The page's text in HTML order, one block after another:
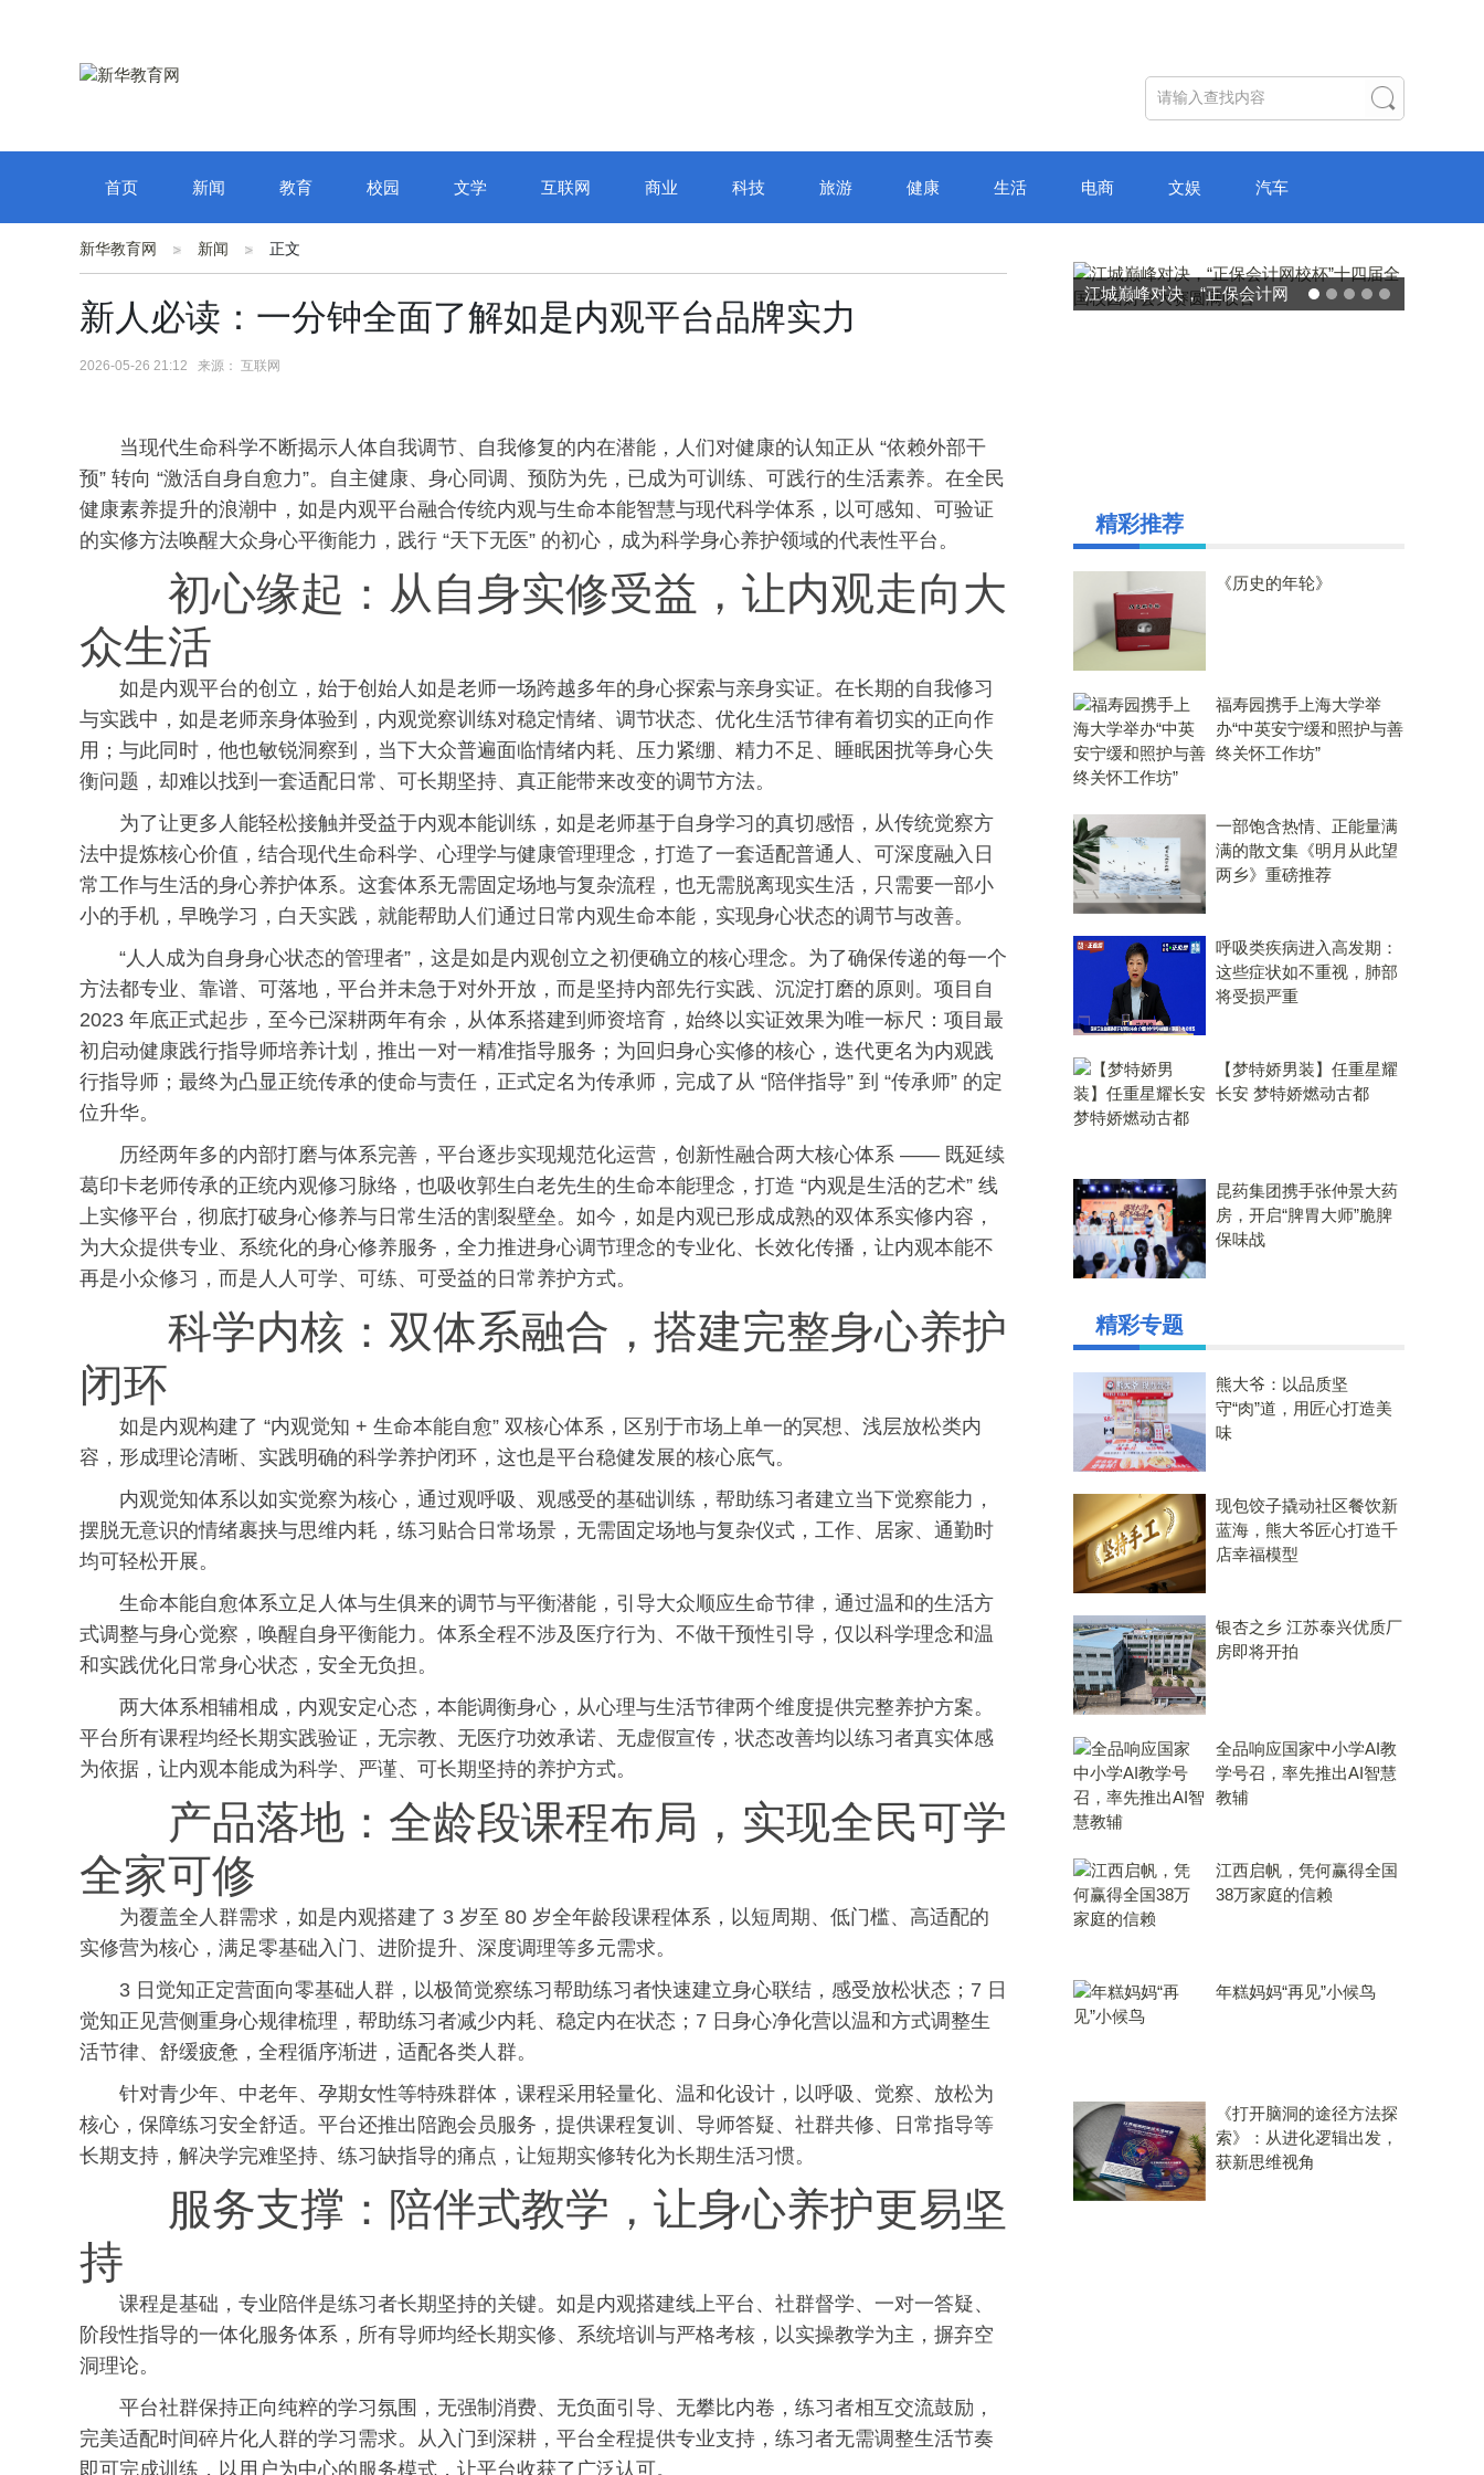
首页 新闻 教育 校园 文学 互联网 商业 科技 旅游 健康 生活 电商 文娱 汽车
新华教育网 新闻 正文
新人必读：一分钟全面了解如是内观平台品牌实力
2026-05-26 21:12 来源： 互联网
当现代生命科学不断揭示人体自我调节、自我修复的内在潜能，人们对健康的认知正从 “依赖外部干
预” 转向 “激活自身自愈力”。自主健康、身心同调、预防为先，已成为可训练、可践行的生活素养。在全民
健康素养提升的浪潮中，如是内观平台融合传统内观与生命本能智慧与现代科学体系，以可感知、可验证
的实修方法唤醒大众身心平衡能力，践行 “天下无医” 的初心，成为科学身心养护领域的代表性平台。
初心缘起：从自身实修受益，让内观走向大
众生活
如是内观平台的创立，始于创始人如是老师一场跨越多年的身心探索与亲身实证。在长期的自我修习
与实践中，如是老师亲身体验到，内观觉察训练对稳定情绪、调节状态、优化生活节律有着切实的正向作
用；与此同时，他也敏锐洞察到，当下大众普遍面临情绪内耗、压力紧绷、精力不足、睡眠困扰等身心失
衡问题，却难以找到一套适配日常、可长期坚持、真正能带来改变的调节方法。
为了让更多人能轻松接触并受益于内观本能训练，如是老师基于自身学习 的真切感悟，从传统觉察方
法中提炼核心价值，结合现代生命科学、心理学与健康管理理念，打造了一套适配普通人、可深度融入日
常工作与生活的身心养护体系。这套体系无需固定场地与复杂流程，也无需脱离现实生活，只需要一部小
小的手机，早晚学习 ，白天实践，就能帮助人们通过日常内观生命本能，实现身心状态的调节与改善。
“人人成为自身身心状态的管理者”，这是如是内观创立之初便确立的核心理念。为了确保传递的每一个
方法都专业、靠谱、可落地，平台并未急于对外开放，而是坚持内部先行实践、沉淀打磨的原则。项目自
2023 年底正式起步，至今已深耕两年有余，从体系搭建到师资培育，始终以实证效果为唯一标尺：项目最
初启动健康践行指导师培养计划，推出一对一精准指导服务；为回归身心实修的核心，迭代更名为内观践
行指导师；最终为凸显正统传承的使命与责任，正式定名为传承师，完成了从 “陪伴指导” 到 “传承师” 的定
位升华。
历经两年多的内部打磨与体系完善，平台逐步实现规范化运营，创新性融合两大核心体系 —— 既延续
葛印卡老师传承的正统内观修习 脉络，也吸收郭生白老先生的生命本能理念，打造 “内观是生活的艺术” 线
上实修平台，彻底打破身心修养与日常生活的割裂壁垒。如今，如是内观已形成成熟的双体系实修内容，
为大众提供专业、系统化的身心修养服务，全力推进身心调节理念的专业化、长效化传播，让内观本能不
再是小众修习 ，而是人人可学、可练、可受益的日常养护方式。
科学内核：双体系融合，搭建完整身心养护
闭环
如是内观构建了 “内观觉知 + 生命本能自愈” 双核心体系，区别于市场上单一的冥想、浅层放松类内
容，形成理论清晰、实践明确的科学养护闭环，这也是平台稳健发展的核心底气。
内观觉知体系以如实觉察为核心，通过观呼吸、观感受的基础训练，帮助练习 者建立当下觉察能力，
摆脱无意识的情绪裹挟与思维内耗，练习 贴合日常场景，无需固定场地与复杂仪式，工作、居家、通勤时
均可轻松开展。
生命本能自愈体系立足人体与生俱来的调节与平衡潜能，引导大众顺应生命节律，通过温和的生活方
式调整与身心觉察，唤醒自身平衡能力。体系全程不涉及医疗行为、不做干预性引导，仅以科学理念和温
和实践优化日常身心状态，安全无负担。
两大体系相辅相成，内观安定心态，本能调衡身心，从心理与生活节律两个维度提供完整养护方案。
平台所有课程均经长期实践验证，无宗教、无医疗功效承诺、无虚假宣传，状态改善均以练习 者真实体感
为依据，让内观本能成为科学、严谨、可长期坚持的养护方式。
产品落地：全龄段课程布局，实现全民可学
全家可修
为覆盖全人群需求，如是内观搭建了 3 岁至 80 岁全年龄段课程体系，以短周期、低门槛、高适配的
实修营为核心，满足零基础入门、进阶提升、深度调理等多元需求。
3 日觉知正定营面向零基础人群，以极简觉察练习 帮助练习 者快速建立身心联结，感受放松状态；7 日
觉知正见营侧重身心规律梳理，帮助练习 者减少内耗、稳定内在状态；7 日身心净化营以温和方式调整生
活节律、舒缓疲惫，全程循序渐进，适配各类人群。
针对青少年、中老年、孕期女性等特殊群体，课程采用轻量化、温和化设计，以呼吸、觉察、放松为
核心，保障练习 安全舒适。平台还推出陪跑会员服务，提供课程复训、导师答疑、社群共修、日常指导等
长期支持，解决学完难坚持、练习 缺指导的痛点，让短期实修转化为长期生活习惯。
服务支撑：陪伴式教学，让身心养护更易坚
持
课程是基础，专业陪伴是练习 者长期坚持的关键。如是内观搭建线上平台、社群督学、一对一答疑、
阶段性指导的一体化服务体系，所有导师均经长期实修、系统培训与严格考核，以实操教学为主，摒弃空
洞理论。
平台社群保持正向纯粹的学习 氛围，无强制消费、无负面引导、无攀比内卷，练习 者相互交流鼓励，
完美适配时间碎片化人群的学习 需求。从入门到深耕，平台全程提供专业支持，练习 者无需调整生活节奏
即可完成训练，以用户为中心的服务模式，让平台收获了广泛认可。
江城巅峰对决，“正保会计网
精彩推荐
《历史的年轮》
福寿园携手上海大学举
办“中英安宁缓和照护与善
终关怀工作坊”
一部饱含热情、正能量满
满的散文集《明月从此望
两乡》重磅推荐
呼吸类疾病进入高发期：
这些症状如不重视，肺部
将受损严重
【梦特娇男装】任重星耀
长安 梦特娇燃动古都
昆药集团携手张仲景大药
房，开启“脾胃大师”脆脾
保味战
精彩专题
熊大爷：以品质坚
守“肉”道，用匠心打造美
味
现包饺子撬动社区餐饮新
蓝海，熊大爷匠心打造千
店幸福模型
银杏之乡 江苏泰兴优质厂
房即将开拍
全品响应国家中小学AI教
学号召，率先推出AI智慧
教辅
江西启帆，凭何赢得全国
38万家庭的信赖
年糕妈妈“再见”小候鸟
《打开脑洞的途径方法探
索》：从进化逻辑出发，
获新思维视角